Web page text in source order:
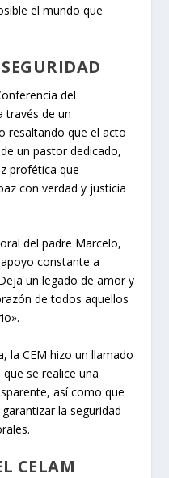
el mundo que
del
través de un
resaltando que el acto
un pastor dedicado,
profética que
con verdad y justicia
del padre Marcelo,
constante a
un legado de amor y
de todos aquellos
la CEM hizo un llamado
se realice una
así como que
la seguridad
CELAM